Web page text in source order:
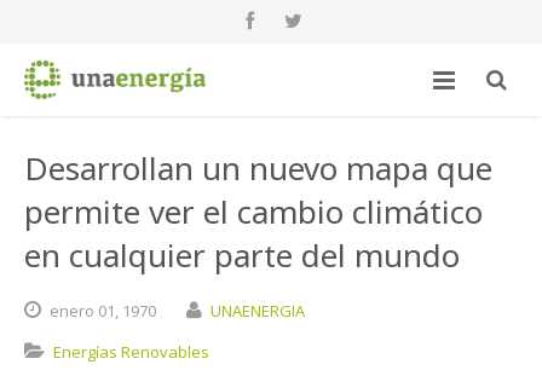
Desarrollan un nuevo mapa que
permite ver el cambio climático
en cualquier parte del mundo
enero 01, 1970
UNAENERGIA
Energías Renovables